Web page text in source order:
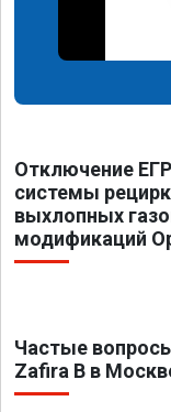
Отключение
системы
выхлопных
модификаций
Частые
Zafira B в